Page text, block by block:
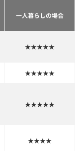
一人暮らしの場合
★★★★★
★★★★★
★★★★★
★★★★